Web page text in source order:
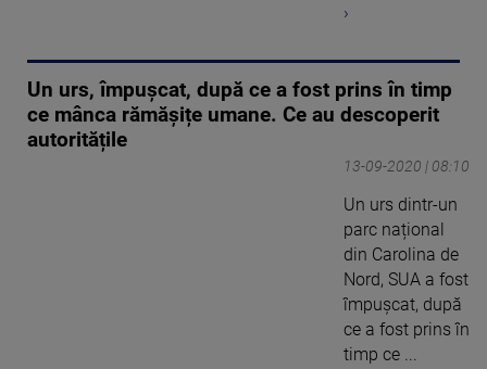
›
Un urs, împușcat, după ce a fost prins în timp
ce mânca rămășițe umane. Ce au descoperit
autoritățile
13-09-2020 | 08:10
Un urs dintr-un
parc național
din Carolina de
Nord, SUA a fost
împușcat, după
ce a fost prins în
timp ce ...